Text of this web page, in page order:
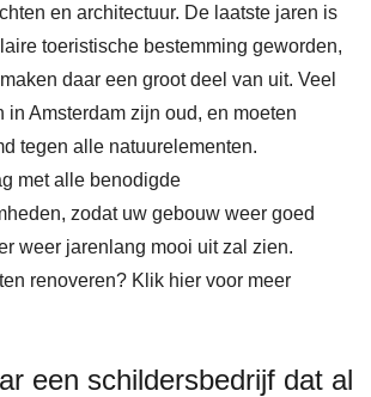
en architectuur. De laatste jaren is
toeristische bestemming geworden,
daar een groot deel van uit. Veel
in Amsterdam zijn oud, en moeten
tegen alle natuurelementen.
met alle benodigde
zodat uw gebouw weer goed
weer jarenlang mooi uit zal zien.
renoveren? Klik hier voor meer
een schildersbedrijf dat al